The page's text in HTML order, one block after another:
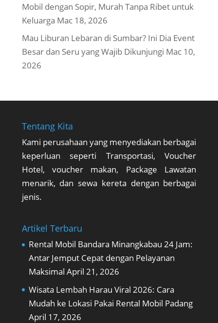
Mobil dengan Sopir, Murah Tanpa Ribet untuk
Keluarga Mac 18, 2026
Mau Liburan Lebaran di Sumbar? Ini Dia Event
Besar dan Seru yang Wajib Dikunjungi Mac 10,
2026
Tentang Kita
Kami perusahaan yang menyediakan berbagai
keperluan seperti Transportasi, Voucher
Hotel, voucher makan, Package Lawatan
menarik, dan sewa kereta dengan berbagai
jenis.
Artikel Terbaru
Rental Mobil Bandara Minangkabau 24 Jam:
Antar Jemput Cepat dengan Pelayanan
Maksimal April 21, 2026
Wisata Lembah Harau Viral 2026: Cara
Mudah ke Lokasi Pakai Rental Mobil Padang
April 17, 2026